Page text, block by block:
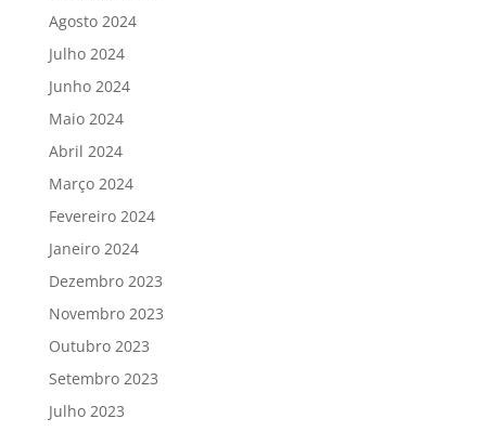
Agosto 2024
Julho 2024
Junho 2024
Maio 2024
Abril 2024
Março 2024
Fevereiro 2024
Janeiro 2024
Dezembro 2023
Novembro 2023
Outubro 2023
Setembro 2023
Julho 2023